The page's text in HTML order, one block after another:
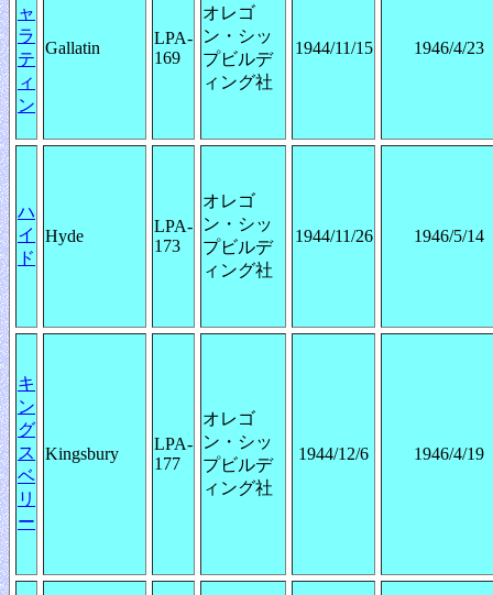
ャ
ラ
テ
ィ
ン
Gallatin
LPA-
169
オレゴ
ン・シッ
プビルデ
ィング社
1944/11/15 1946/4/23
ハ
イ
ド
Hyde
LPA-
173
オレゴ
ン・シッ
プビルデ
ィング社
1944/11/26 1946/5/14
キ
ン
グ
ス
ベ
リ
ー
Kingsbury
LPA-
177
オレゴ
ン・シッ
プビルデ
ィング社
1944/12/6 1946/4/19